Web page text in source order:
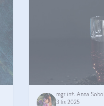
mgr inż. Anna Sobol
3 lis 2025